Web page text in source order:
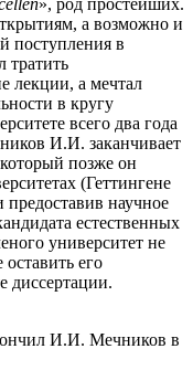
а возможно и
поступления в
тратить
лекции, а мечтал
в кругу
всего два года
И.И. заканчивает
позже он
(Геттингене
научное
естественных
университет не
его
диссертации.
И.И. Мечников в